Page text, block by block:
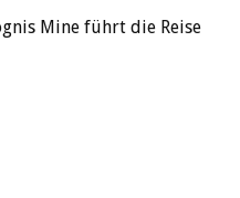
Mine führt die Reise